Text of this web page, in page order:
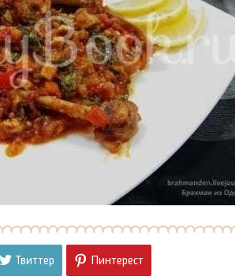
Твиттер Пинтерест